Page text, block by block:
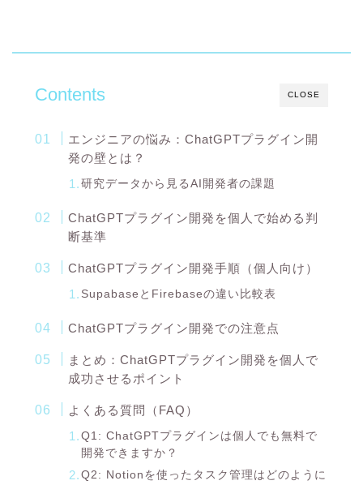
CLOSE
Contents
エンジニアの悩み：ChatGPTプラグイン開
発の壁とは？
研究データから見るAI開発者の課題
ChatGPTプラグイン開発を個人で始める判
断基準
ChatGPTプラグイン開発手順（個人向け）
SupabaseとFirebaseの違い比較表
ChatGPTプラグイン開発での注意点
まとめ：ChatGPTプラグイン開発を個人で
成功させるポイント
よくある質問（FAQ）
Q1: ChatGPTプラグインは個人でも無料で
開発できますか？
Q2: Notionを使ったタスク管理はどのように